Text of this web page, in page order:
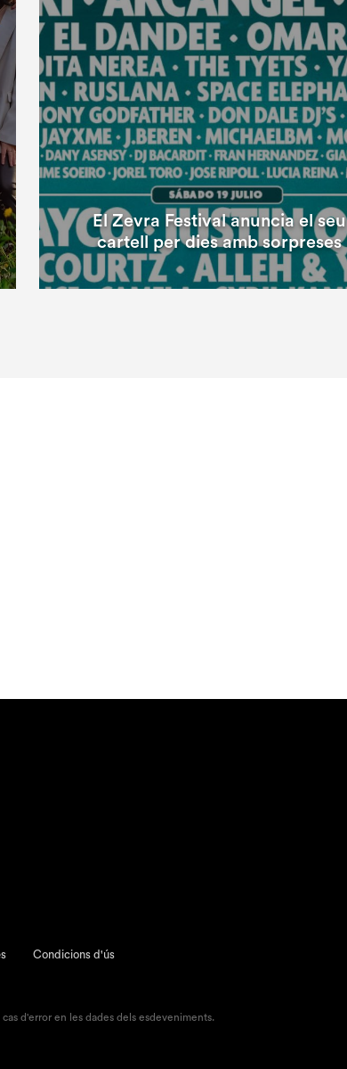
El Zevra Festival anuncia el seu
cartell per dies amb sorpreses
Condicions d'ús
d'error en les dades dels esdeveniments.